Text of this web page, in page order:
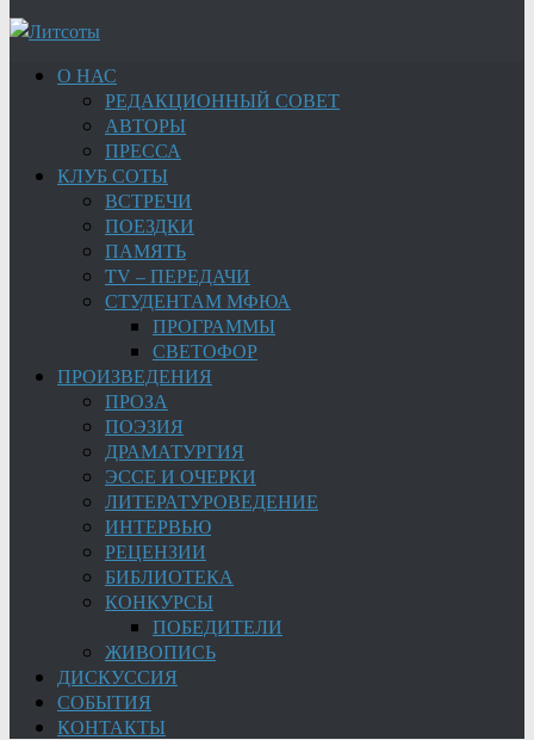
О НАС
РЕДАКЦИОННЫЙ СОВЕТ
АВТОРЫ
ПРЕССА
КЛУБ СОТЫ
ВСТРЕЧИ
ПОЕЗДКИ
ПАМЯТЬ
TV – ПЕРЕДАЧИ
СТУДЕНТАМ МФЮА
ПРОГРАММЫ
СВЕТОФОР
ПРОИЗВЕДЕНИЯ
ПРОЗА
ПОЭЗИЯ
ДРАМАТУРГИЯ
ЭССЕ И ОЧЕРКИ
ЛИТЕРАТУРОВЕДЕНИЕ
ИНТЕРВЬЮ
РЕЦЕНЗИИ
БИБЛИОТЕКА
КОНКУРСЫ
ПОБЕДИТЕЛИ
ЖИВОПИСЬ
ДИСКУССИЯ
СОБЫТИЯ
КОНТАКТЫ